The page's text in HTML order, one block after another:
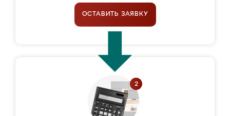
ОСТАВИТЬ ЗАЯВКУ